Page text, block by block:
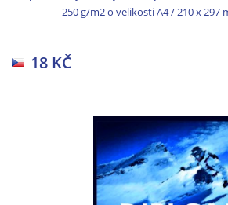
250 g/m2 o velikosti A4 / 210 x 297
18 KČ